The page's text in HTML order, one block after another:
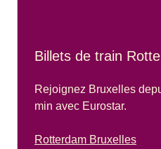
Billets de train
Rejoignez Bruxelles
min avec Eurostar.
Rotterdam Bruxelles